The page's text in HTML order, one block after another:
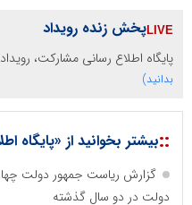
پخش زنده رویداد
پایگاه اطلاع رسانی مشارکت،
بدانید)
::بیشتر بخوانید از «پایگاه
گزارش ریاست جمهور دولت
دولت در دو سال گذشته